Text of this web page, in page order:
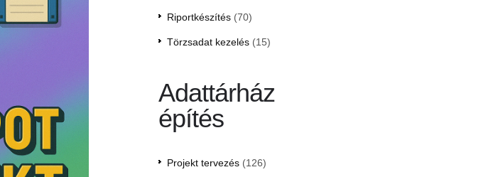
Riportkészítés (70)
Törzsadat kezelés (15)
Adattárház
építés
Projekt tervezés (126)